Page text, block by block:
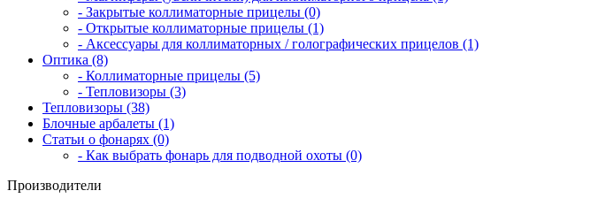
- Закрытые коллиматорные прицелы (0)
- Открытые коллиматорные прицелы (1)
- Аксессуары для коллиматорных / голографических прицелов (1)
Оптика (8)
- Коллиматорные прицелы (5)
- Тепловизоры (3)
Тепловизоры (38)
Блочные арбалеты (1)
Статьи о фонарях (0)
- Как выбрать фонарь для подводной охоты (0)
Производители